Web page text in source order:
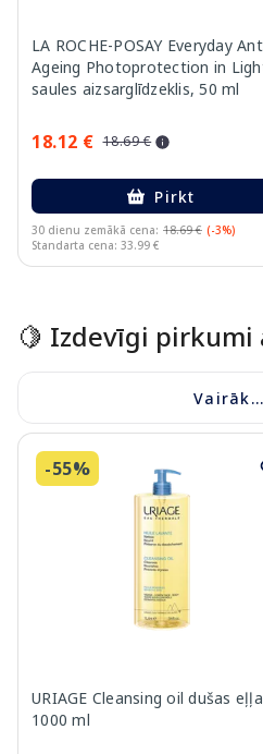
LA ROCHE-POSAY Everyday
Ageing Photoprotection in
saules aizsarglīdzeklis, 50 ml
18.12 € 18.69 €
Pirkt
30 dienu zemākā cena: 18.69 € (-3%)
Standarta cena: 33.99 €
🍋 Izdevīgi
Vairāk...
-55%
URIAGE Cleansing oil dušas
1000 ml